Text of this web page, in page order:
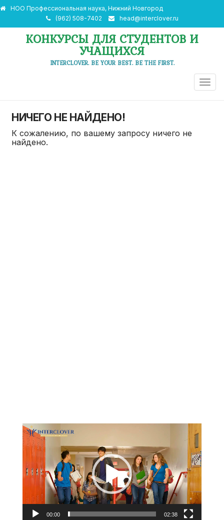
НОО Профессиональная наука, Нижний Новгород
(962) 508-7402
head@interclover.ru
КОНКУРСЫ ДЛЯ СТУДЕНТОВ И
УЧАЩИХСЯ
INTERCLOVER. BE YOUR BEST. BE THE FIRST.
НИЧЕГО НЕ НАЙДЕНО!
К сожалению, по вашему запросу ничего не
найдено.
Видеоплеер
00:00 02:38